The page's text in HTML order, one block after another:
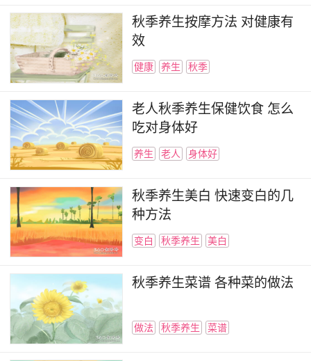
秋季养生按摩方法 对健康有
效
健康 养生 秋季
老人秋季养生保健饮食 怎么
吃对身体好
养生 老人 身体好
秋季养生美白 快速变白的几
种方法
变白 秋季养生 美白
秋季养生菜谱 各种菜的做法
做法 秋季养生 菜谱